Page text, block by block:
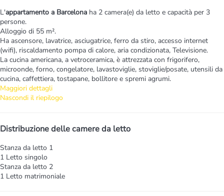
L'appartamento a Barcelona ha 2 camera(e) da letto e capacità per 3
persone.
Alloggio di 55 m².
Ha ascensore, lavatrice, asciugatrice, ferro da stiro, accesso internet
(wifi), riscaldamento pompa di calore, aria condizionata, Televisione.
La cucina americana, a vetroceramica, è attrezzata con frigorifero,
microonde, forno, congelatore, lavastoviglie, stoviglie/posate, utensili da
cucina, caffettiera, tostapane, bollitore e spremi agrumi.
Maggiori dettagli
Nascondi il riepilogo
Distribuzione delle camere da letto
Stanza da letto 1
1 Letto singolo
Stanza da letto 2
1 Letto matrimoniale